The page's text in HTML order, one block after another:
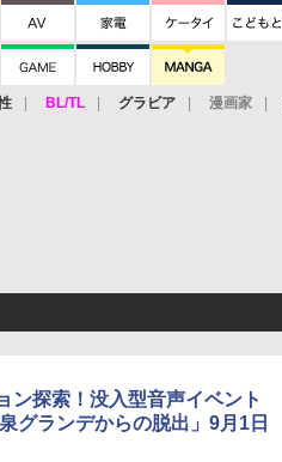
BL/TL グラビア 漫画家
ン探索！没入型音声イベント
グランデからの脱出」9月1日